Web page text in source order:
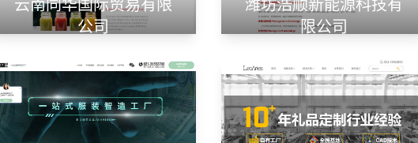
公司
限公司